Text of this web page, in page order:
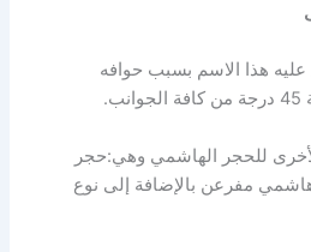
هذا الاسم بسبب حوافه
للحجر الهاشمي وهي:حجر
مفرعن بالإضافة إلى نوع